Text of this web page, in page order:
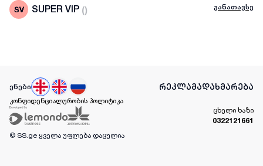
SUPER VIP () განათავსე
ენები რეკლამადახმარება
კონფიდენციალურობის პოლიტიკა
ცხელი ხაზი
0322121661
© SS.ge ყველა უფლება დაცულია